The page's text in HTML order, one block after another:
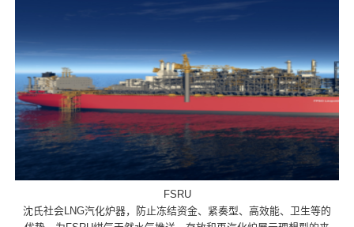
FSRU
沈氏社会LNG汽化炉器，防止冻结资金、紧奏型、高效能、卫生等的